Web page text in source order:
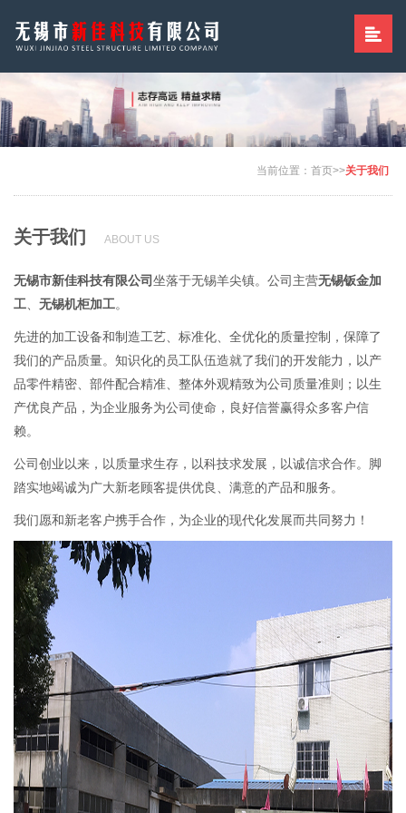
当前位置： 首页>>关于我们
关于我们 ABOUT US
无锡市新佳科技有限公司坐落于无锡羊尖镇。公司主营无锡钣金加
工
无锡机柜加工。
先进的加工设备和制造工艺、标准化、全优化的质量控制，保障了
我们的产品质量。知识化的员工队伍造就了我们的开发能力，以产
品零件精密、部件配合精准、整体外观精致为公司质量准则；以生
产优良产品，为企业服务为公司使命，良好信誉赢得众多客户信
赖。
公司创业以来，以质量求生存，以科技求发展，以诚信求合作。脚
踏实地竭诚为广大新老顾客提供优良、满意的产品和服务。
我们愿和新老客户携手合作，为企业的现代化发展而共同努力！